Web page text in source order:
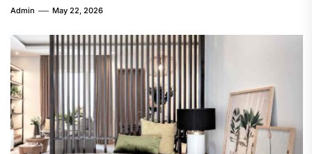
Admin May 22, 2026